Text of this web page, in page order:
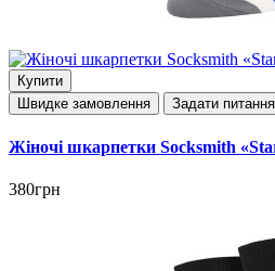
Купити
Швидке замовлення
Задати питання
Жіночі шкарпетки Socksmith
380грн